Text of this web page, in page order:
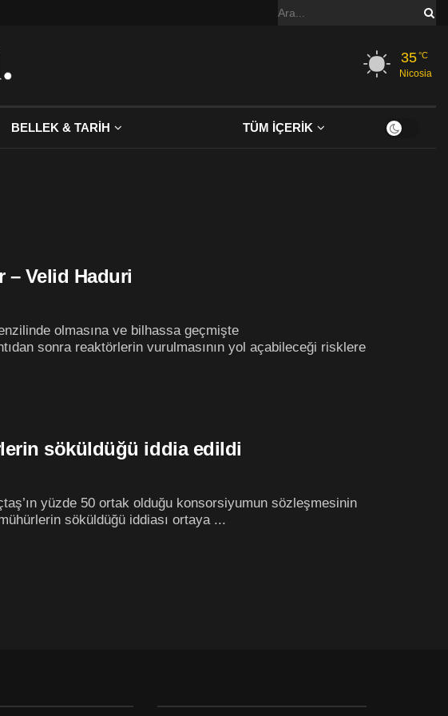
35°C
Nicosia
BELLEK & TARİH TÜM İÇERİK
– Velid Haduri
olmasına ve bilhassa geçmişte
sonra reaktörlerin vurulmasının yol açabileceği risklere
söküldüğü iddia edildi
yüzde 50 ortak olduğu konsorsiyumun sözleşmesinin
söküldüğü iddiası ortaya ...